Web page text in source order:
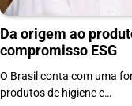
Da origem ao
compromisso ESG
O Brasil conta com uma
produtos de higiene e…